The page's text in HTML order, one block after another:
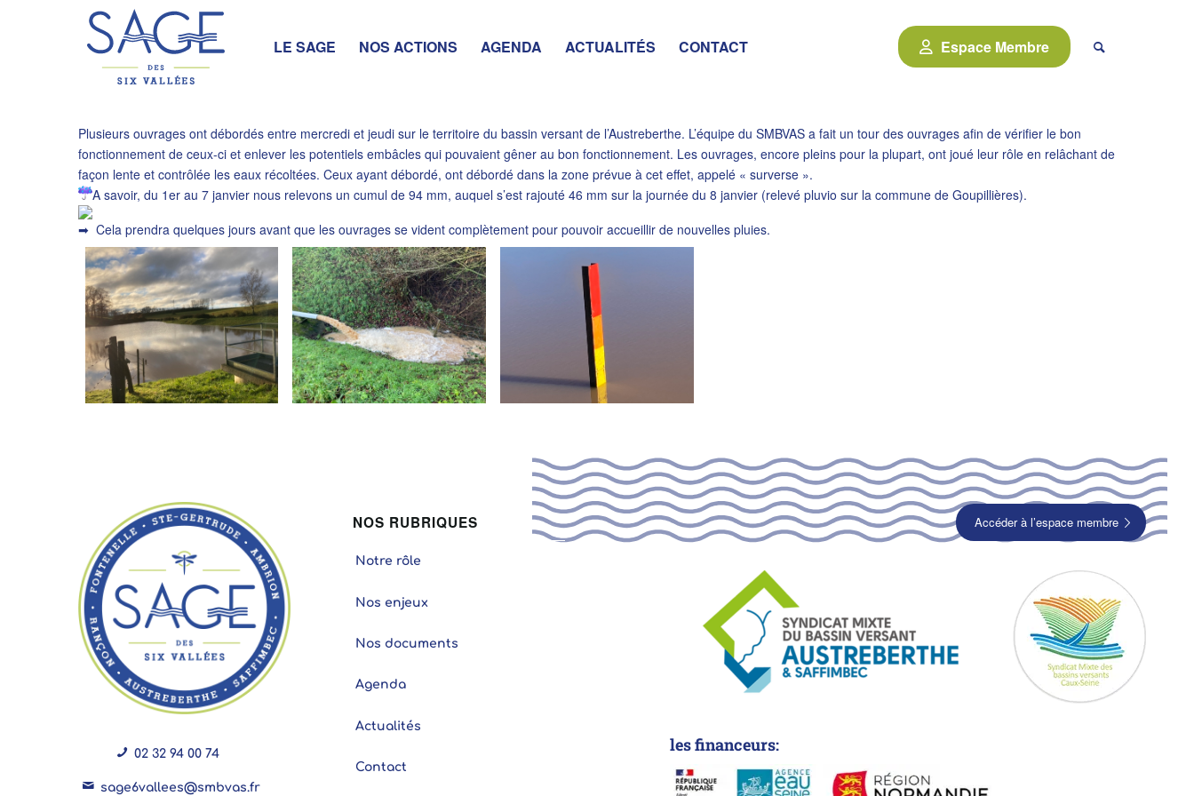
LE SAGE NOS ACTIONS AGENDA ACTUALITÉS CONTACT Espace Membre
Plusieurs ouvrages ont débordés entre mercredi et jeudi sur le territoire du bassin versant de l’Austreberthe. L’équipe du SMBVAS a fait un tour des ouvrages afin de vérifier le bon
fonctionnement de ceux-ci et enlever les potentiels embâcles qui pouvaient gêner au bon fonctionnement. Les ouvrages, encore pleins pour la plupart, ont joué leur rôle en relâchant de
façon lente et contrôlée les eaux récoltées. Ceux ayant débordé, ont débordé dans la zone prévue à cet effet, appelé « surverse ».
A savoir, du 1er au 7 janvier nous relevons un cumul de 94 mm, auquel s’est rajouté 46 mm sur la journée du 8 janvier (relevé pluvio sur la commune de Goupillières).
Cela prendra quelques jours avant que les ouvrages se vident complètement pour pouvoir accueillir de nouvelles pluies.
02 32 94 00 74
sage6vallees@smbvas.fr
NOS RUBRIQUES
Notre rôle
Nos enjeux
Nos documents
Agenda
Actualités
Contact
Accéder à l’espace membre